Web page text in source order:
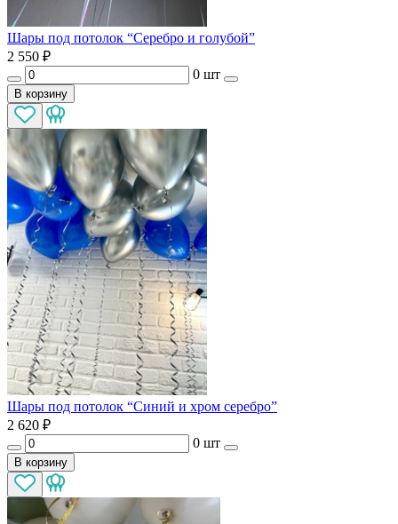
Шары под потолок “Серебро и голубой”
2 550 ₽
0 шт
В корзину
Шары под потолок “Синий и хром серебро”
2 620 ₽
0 шт
В корзину